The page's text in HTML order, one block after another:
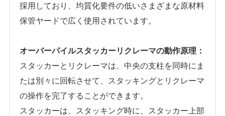
採用しており、均質化要件の低いさまざまな原材料
保管ヤードで広く使用されています。
オーバーパイルスタッカーリクレーマの動作原理：
スタッカーとリクレーマは、中央の支柱を同時にま
たは別々に回転させて、スタッキングとリクレーマ
の操作を完了することができます。
スタッカーは、スタッキング時に、スタッカー上部